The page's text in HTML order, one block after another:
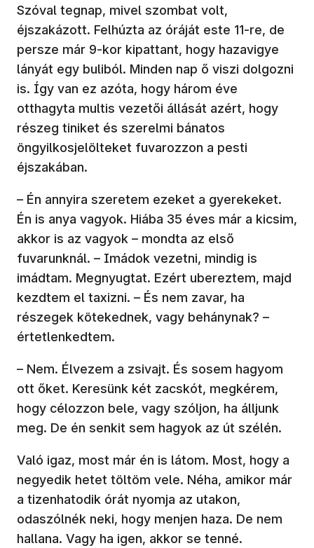
Szóval tegnap, mivel szombat volt,
éjszakázott. Felhúzta az óráját este 11-re, de
persze már 9-kor kipattant, hogy hazavigye
lányát egy buliból. Minden nap ő viszi dolgozni
is. Így van ez azóta, hogy három éve
otthagyta multis vezetői állását azért, hogy
részeg tiniket és szerelmi bánatos
öngyilkosjelölteket fuvarozzon a pesti
éjszakában.
– Én annyira szeretem ezeket a gyerekeket.
Én is anya vagyok. Hiába 35 éves már a kicsim,
akkor is az vagyok – mondta az első
fuvarunknál. – Imádok vezetni, mindig is
imádtam. Megnyugtat. Ezért ubereztem, majd
kezdtem el taxizni. – És nem zavar, ha
részegek kötekednek, vagy behánynak? –
értetlenkedtem.
– Nem. Élvezem a zsivajt. És sosem hagyom
ott őket. Keresünk két zacskót, megkérem,
hogy célozzon bele, vagy szóljon, ha álljunk
meg. De én senkit sem hagyok az út szélén.
Való igaz, most már én is látom. Most, hogy a
negyedik hetet töltöm vele. Néha, amikor már
a tizenhatodik órát nyomja az utakon,
odaszólnék neki, hogy menjen haza. De nem
hallana. Vagy ha igen, akkor se tenné.